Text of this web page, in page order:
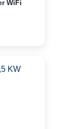
WiFi